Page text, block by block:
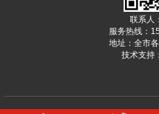
联系人
服务热线：
地址：全市
技术支持：